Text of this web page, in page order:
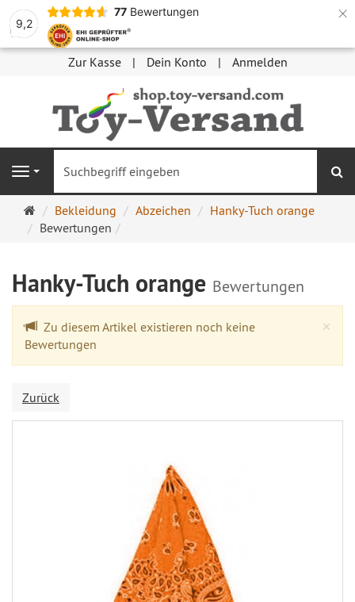
9,2
77 Bewertungen ×
Zur Kasse Dein Konto Anmelden
Navigation
Startseite
Bekleidung Abzeichen
Hanky-Tuch orange
Bewertungen
Hanky-Tuch orange Bewertungen
×
Zu diesem Artikel existieren noch keine
Bewertungen
Zurück